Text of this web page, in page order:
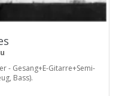
- Gesang+E-Gitarre+Semi-
Bass).